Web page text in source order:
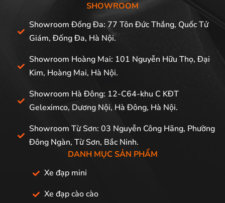
SHOWROOM
Showroom Đống Đa: 77 Tôn Đức Thắng, Quốc Tử
Giám, Đống Đa, Hà Nội.
Showroom Hoàng Mai: 101 Nguyễn Hữu Thọ, Đại
Kim, Hoàng Mai, Hà Nội.
Showroom Hà Đông: 12-C64-khu C KĐT
Geleximco, Dương Nội, Hà Đông, Hà Nội.
Showroom Từ Sơn: 03 Nguyễn Công Hãng, Phường
Đông Ngàn, Từ Sơn, Bắc Ninh.
DANH MỤC SẢN PHẨM
Xe đạp mini
Xe đạp cào cào